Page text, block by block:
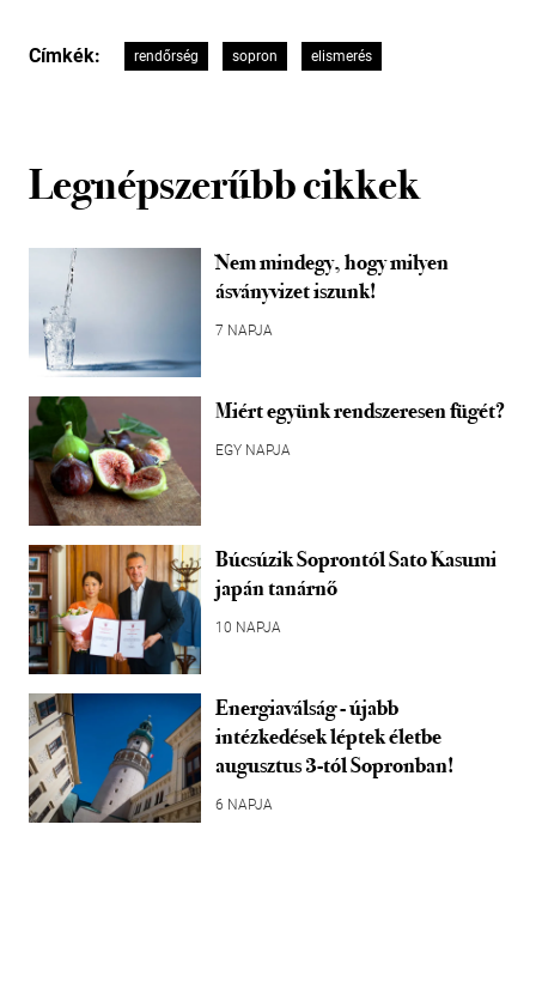
Címkék: rendőrség sopron elismerés
Legnépszerűbb cikkek
Nem mindegy, hogy milyen
ásványvizet iszunk!
7 NAPJA
Miért együnk rendszeresen fügét?
EGY NAPJA
Búcsúzik Soprontól Sato Kasumi
japán tanárnő
10 NAPJA
Energiaválság - újabb
intézkedések léptek életbe
augusztus 3-tól Sopronban!
6 NAPJA